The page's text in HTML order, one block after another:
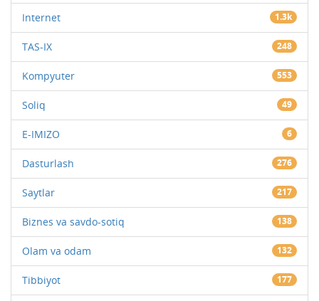
Internet 1.3k
TAS-IX 248
Kompyuter 553
Soliq 49
E-IMIZO 6
Dasturlash 276
Saytlar 217
Biznes va savdo-sotiq 138
Olam va odam 132
Tibbiyot 177